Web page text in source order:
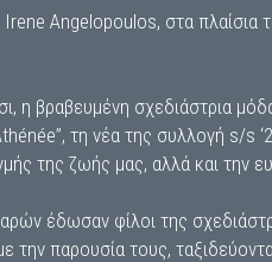
Angelopoulos, στα πλαίσια
η βραβευμένη σχεδιάστρια
τη νέα της συλλογή s/s
της ζωής μας, αλλά και την
έδωσαν φίλοι της
την παρουσία τους,